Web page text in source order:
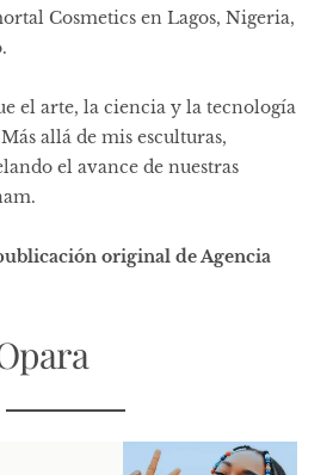
Cosmetics en Lagos, Nigeria,
el arte, la ciencia y la tecnología
allá de mis esculturas,
el avance de nuestras
original de Agencia